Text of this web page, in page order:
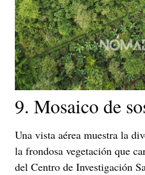
9. Mosaico de
Una vista aérea muestra la
la frondosa vegetación que
del Centro de Investigación